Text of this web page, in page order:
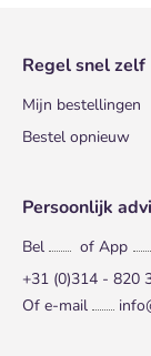
Regel snel zelf
Mijn bestellingen
Bestel opnieuw
Persoonlijk
Bel
of App
+31 (0)314 - 820
Of e-mail